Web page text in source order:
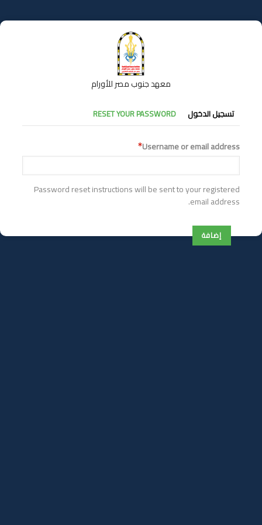
إلى
المحتوى
معهد جنوب مصر للأورام
التبويبات
الأساسية
تسجيل الدخول RESET YOUR PASSWORD
Username or email address
Password reset instructions will be sent to your registered
email address.